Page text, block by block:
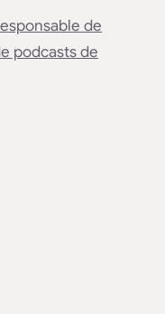
de
podcasts de